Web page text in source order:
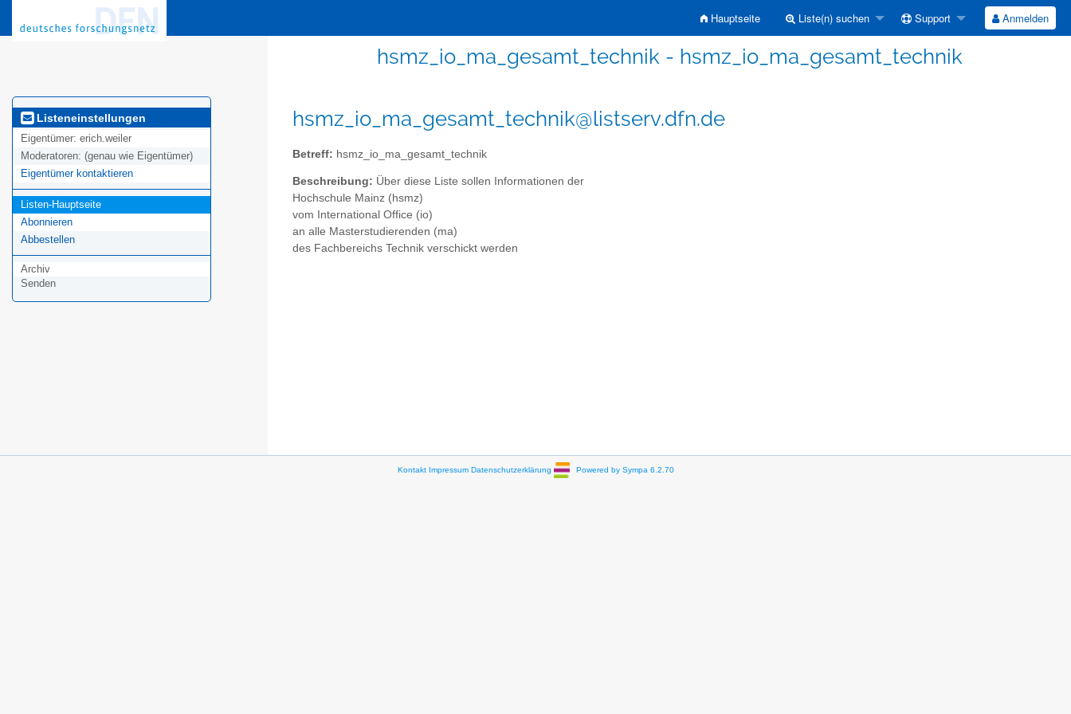
Hauptseite Liste(n) suchen Support Anmelden
hsmz_io_ma_gesamt_technik - hsmz_io_ma_gesamt_technik
Listeneinstellungen
Eigentümer: erich.weiler
Moderatoren: (genau wie Eigentümer)
Eigentümer kontaktieren
Listen-Hauptseite
Abonnieren
Abbestellen
Archiv
Senden
hsmz_io_ma_gesamt_technik@listserv.dfn.de
Betreff: hsmz_io_ma_gesamt_technik
Beschreibung: Über diese Liste sollen Informationen der
Hochschule Mainz (hsmz)
vom International Office (io)
an alle Masterstudierenden (ma)
des Fachbereichs Technik verschickt werden
Kontakt Impressum Datenschutzerklärung Powered by Sympa 6.2.70